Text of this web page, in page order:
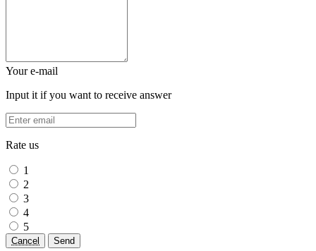
Your e-mail
Input it if you want to receive answer
Rate us
1
2
3
4
5
Cancel Send